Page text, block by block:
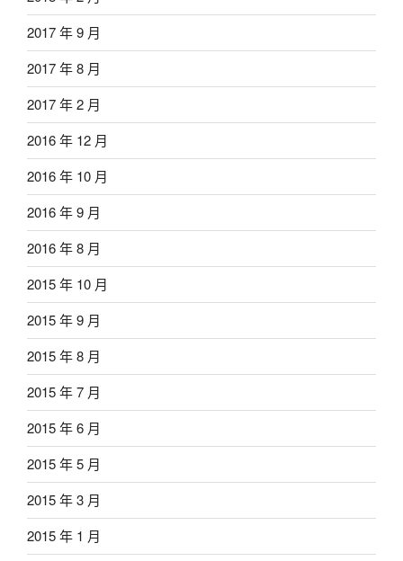
2017 年 9 月
2017 年 8 月
2017 年 2 月
2016 年 12 月
2016 年 10 月
2016 年 9 月
2016 年 8 月
2015 年 10 月
2015 年 9 月
2015 年 8 月
2015 年 7 月
2015 年 6 月
2015 年 5 月
2015 年 3 月
2015 年 1 月